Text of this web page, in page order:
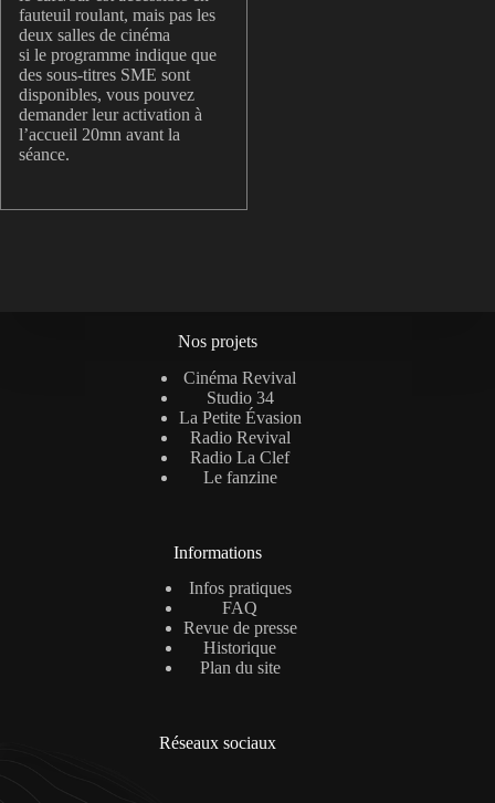
fauteuil roulant, mais pas les
deux salles de cinéma
si le programme indique que
des sous-titres SME sont
disponibles, vous pouvez
demander leur activation à
l’accueil 20mn avant la
séance.
Nos projets
Cinéma Revival
Studio 34
La Petite Évasion
Radio Revival
Radio La Clef
Le fanzine
Informations
Infos pratiques
FAQ
Revue de presse
Historique
Plan du site
Réseaux sociaux